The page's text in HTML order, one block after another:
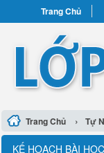
Trang Chủ
Trang Chủ › Tự
KẾ HOẠCH BÀI